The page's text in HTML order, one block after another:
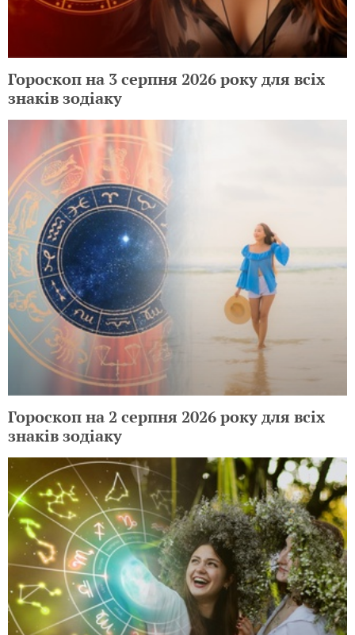
Преимущества дистанционного
обучения: стоит ли выбирать этот
формат для вашего ребенка
Гороскоп на 3 серпня 2026 року для всіх
знаків зодіаку